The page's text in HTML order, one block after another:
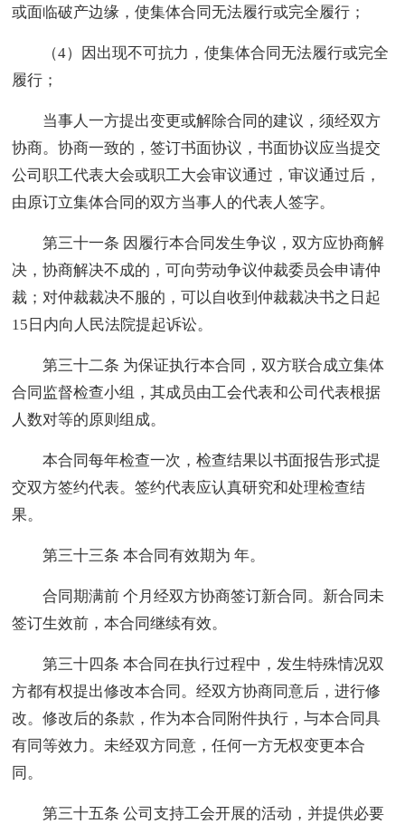
或面临破产边缘，使集体合同无法履行或完全履行；
（4）因出现不可抗力，使集体合同无法履行或完全
履行；
当事人一方提出变更或解除合同的建议，须经双方
协商。协商一致的，签订书面协议，书面协议应当提交
公司职工代表大会或职工大会审议通过，审议通过后，
由原订立集体合同的双方当事人的代表人签字。
第三十一条 因履行本合同发生争议，双方应协商解
决，协商解决不成的，可向劳动争议仲裁委员会申请仲
裁；对仲裁裁决不服的，可以自收到仲裁裁决书之日起
15日内向人民法院提起诉讼。
第三十二条 为保证执行本合同，双方联合成立集体
合同监督检查小组，其成员由工会代表和公司代表根据
人数对等的原则组成。
本合同每年检查一次，检查结果以书面报告形式提
交双方签约代表。签约代表应认真研究和处理检查结
果。
第三十三条 本合同有效期为 年。
合同期满前 个月经双方协商签订新合同。新合同未
签订生效前，本合同继续有效。
第三十四条 本合同在执行过程中，发生特殊情况双
方都有权提出修改本合同。经双方协商同意后，进行修
改。修改后的条款，作为本合同附件执行，与本合同具
有同等效力。未经双方同意，任何一方无权变更本合
同。
第三十五条 公司支持工会开展的活动，并提供必要